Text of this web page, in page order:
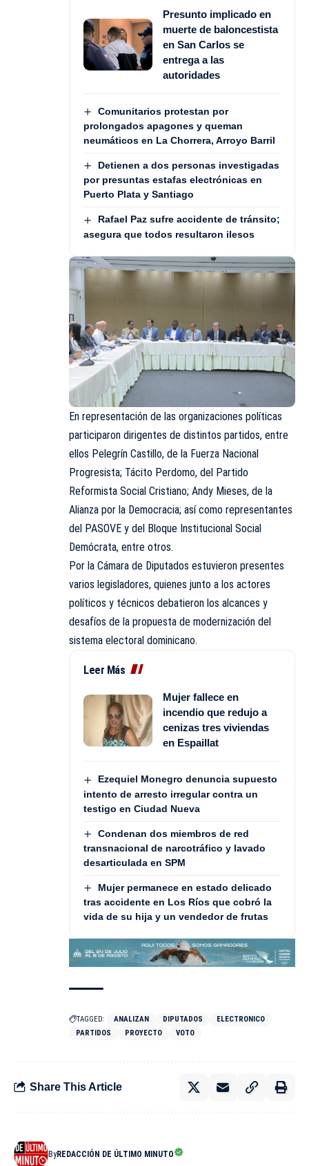
Presunto implicado en
muerte de baloncestista
en San Carlos se
entrega a las
autoridades
Comunitarios protestan por
prolongados apagones y queman
neumáticos en La Chorrera, Arroyo Barril
Detienen a dos personas investigadas
por presuntas estafas electrónicas en
Puerto Plata y Santiago
Rafael Paz sufre accidente de tránsito;
asegura que todos resultaron ilesos
En representación de las organizaciones políticas
participaron dirigentes de distintos partidos, entre
ellos Pelegrín Castillo, de la Fuerza Nacional
Progresista; Tácito Perdomo, del Partido
Reformista Social Cristiano; Andy Mieses, de la
Alianza por la Democracia; así como representantes
del PASOVE y del Bloque Institucional Social
Demócrata, entre otros.
Por la Cámara de Diputados estuvieron presentes
varios legisladores, quienes junto a los actores
políticos y técnicos debatieron los alcances y
desafíos de la propuesta de modernización del
sistema electoral dominicano.
Leer Más
Mujer fallece en
incendio que redujo a
cenizas tres viviendas
en Espaillat
Ezequiel Monegro denuncia supuesto
intento de arresto irregular contra un
testigo en Ciudad Nueva
Condenan dos miembros de red
transnacional de narcotráfico y lavado
desarticulada en SPM
Mujer permanece en estado delicado
tras accidente en Los Ríos que cobró la
vida de su hija y un vendedor de frutas
TAGGED: ANALIZAN DIPUTADOS
ELECTRONICO
PARTIDOS
PROYECTO VOTO
Share This Article
ByREDACCIÓN DE ÚLTIMO MINUTO